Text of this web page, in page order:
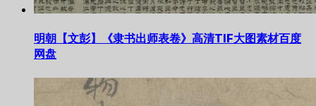
明朝【文彭】《隶书出师表卷》高清TIF大图素材百度
网盘